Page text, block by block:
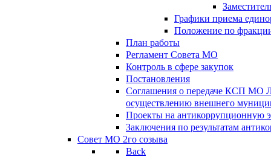
Графики приема
Положение по
План работы
Регламент Совета МО
Контроль в сфере закупок
Постановления
Соглашения о передаче КСП МО
осуществлению внешнего
Проекты на антикоррупционную
Заключения по результатам
Совет МО 2го созыва
Back